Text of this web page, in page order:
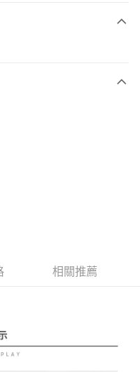
」於每月結算日後寄送繳費提
的支付方式。 讓您購物簡單
相關推薦